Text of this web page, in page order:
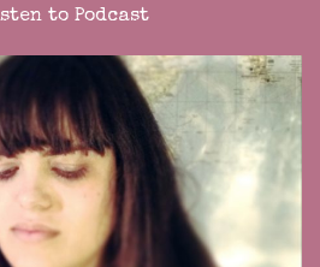
to Podcast